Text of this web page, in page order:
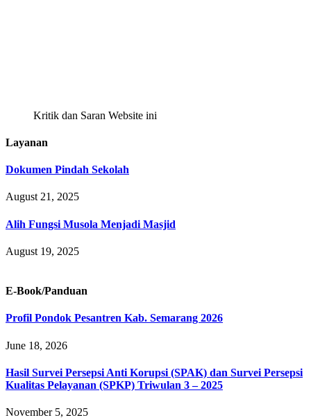
Kritik dan Saran Website ini
Layanan
Dokumen Pindah Sekolah
August 21, 2025
Alih Fungsi Musola Menjadi Masjid
August 19, 2025
E-Book/Panduan
Profil Pondok Pesantren Kab. Semarang 2026
June 18, 2026
Hasil Survei Persepsi Anti Korupsi (SPAK) dan Survei Persepsi
Kualitas Pelayanan (SPKP) Triwulan 3 – 2025
November 5, 2025